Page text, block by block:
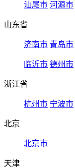
汕尾市 河源市
山东省
济南市 青岛市
临沂市 德州市
浙江省
杭州市 宁波市
北京
北京市
天津